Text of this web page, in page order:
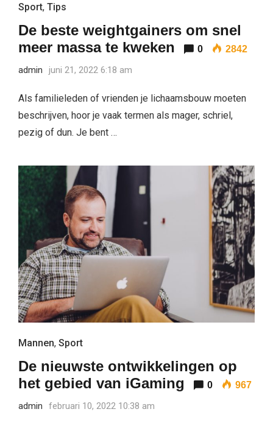
Sport, Tips
De beste weightgainers om snel
meer massa te kweken
0 2842
admin juni 21, 2022 6:18 am
Als familieleden of vrienden je lichaamsbouw moeten
beschrijven, hoor je vaak termen als mager, schriel,
pezig of dun. Je bent …
Mannen, Sport
De nieuwste ontwikkelingen op
het gebied van iGaming
0 967
admin februari 10, 2022 10:38 am